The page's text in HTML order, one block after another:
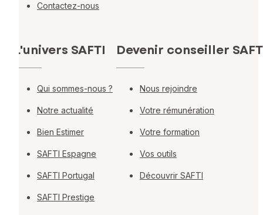
Contactez-nous
L'univers SAFTI
Qui sommes-nous ?
Notre actualité
Bien Estimer
SAFTI Espagne
SAFTI Portugal
SAFTI Prestige
Devenir conseiller
Nous rejoindre
Votre rémunération
Votre formation
Vos outils
Découvrir SAFTI